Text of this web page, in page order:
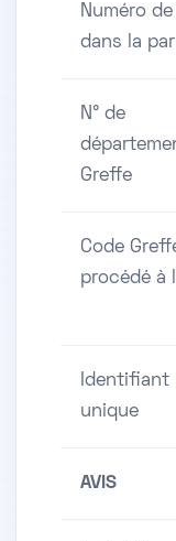
Numéro
dans la
N° de
Greffe
Code
procédé à
Identifiant
unique
AVIS